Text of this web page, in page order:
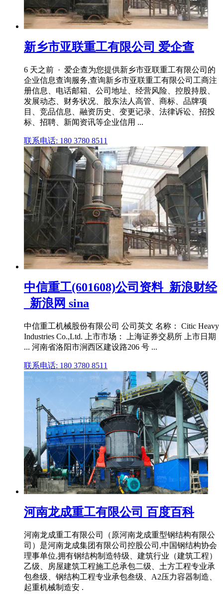
新乡市亚联重工有限公司 爱企查
6 天之前 · 爱企查为您提供新乡市亚联重工有限公司的
企业信息查询服务,查询新乡市亚联重工有限公司工商注
册信息、电话邮箱、公司地址、经营风险、控股持股、
发展动态、财务状况、股东法人高管、商标、品牌项
目、竞品信息、融资历史、变更记录、法律诉讼、招投
标、招聘、新闻资讯等企业信用 ...
联系电话: 180 3780 8511
中信重工(601608)公司资料_新浪财经
_新浪网 sina
中信重工机械股份有限公司 公司英文 名称： Citic Heavy
Industries Co.,Ltd. 上市市场： 上海证券交易所 上市日期
... 河南省洛阳市涧西区建设路206 号 ...
联系电话: 180 3780 8511
河南龙成重工有限公司 百度百科
河南龙成重工有限公司（原河南龙成重型钢结构有限公
司）是河南龙成集团有限公司控股公司,中国钢结构协会
理事单位,拥有钢结构制造特级、建筑行业（建筑工程）
乙级、房屋建筑工程施工总承包二级、土方工程专业承
包叁级、钢结构工程专业承包叁级、A2压力容器制造、
起重机械制造安 .